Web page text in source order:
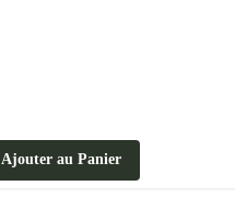
Ajouter au Panier